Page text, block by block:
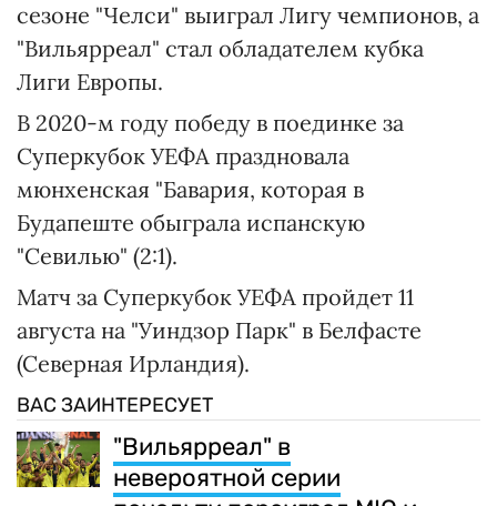
сезоне "Челси" выиграл Лигу чемпионов, а
"Вильярреал" стал обладателем кубка
Лиги Европы.
В 2020-м году победу в поединке за
Суперкубок УЕФА праздновала
мюнхенская "Бавария, которая в
Будапеште обыграла испанскую
"Севилью" (2:1).
Матч за Суперкубок УЕФА пройдет 11
августа на "Уиндзор Парк" в Белфасте
(Северная Ирландия).
ВАС ЗАИНТЕРЕСУЕТ
"Вильярреал" в
невероятной серии